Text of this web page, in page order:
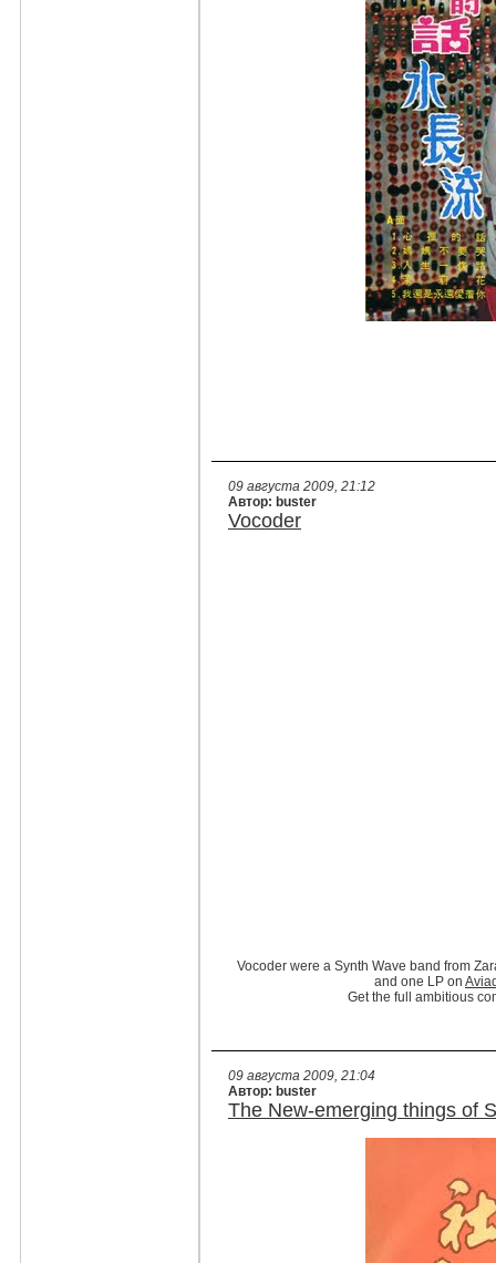
09 августа 2009, 21:12
Автор: buster
Vocoder
Vocoder were a Synth Wave band from
and one LP on
Get the full ambitious
09 августа 2009, 21:04
Автор: buster
The New-emerging things of